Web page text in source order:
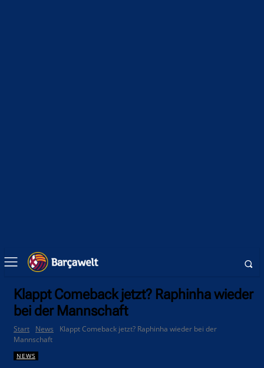
Klappt Comeback jetzt? Raphinha wieder
bei der Mannschaft
Start News
Klappt Comeback jetzt? Raphinha wieder bei der
Mannschaft
NEWS